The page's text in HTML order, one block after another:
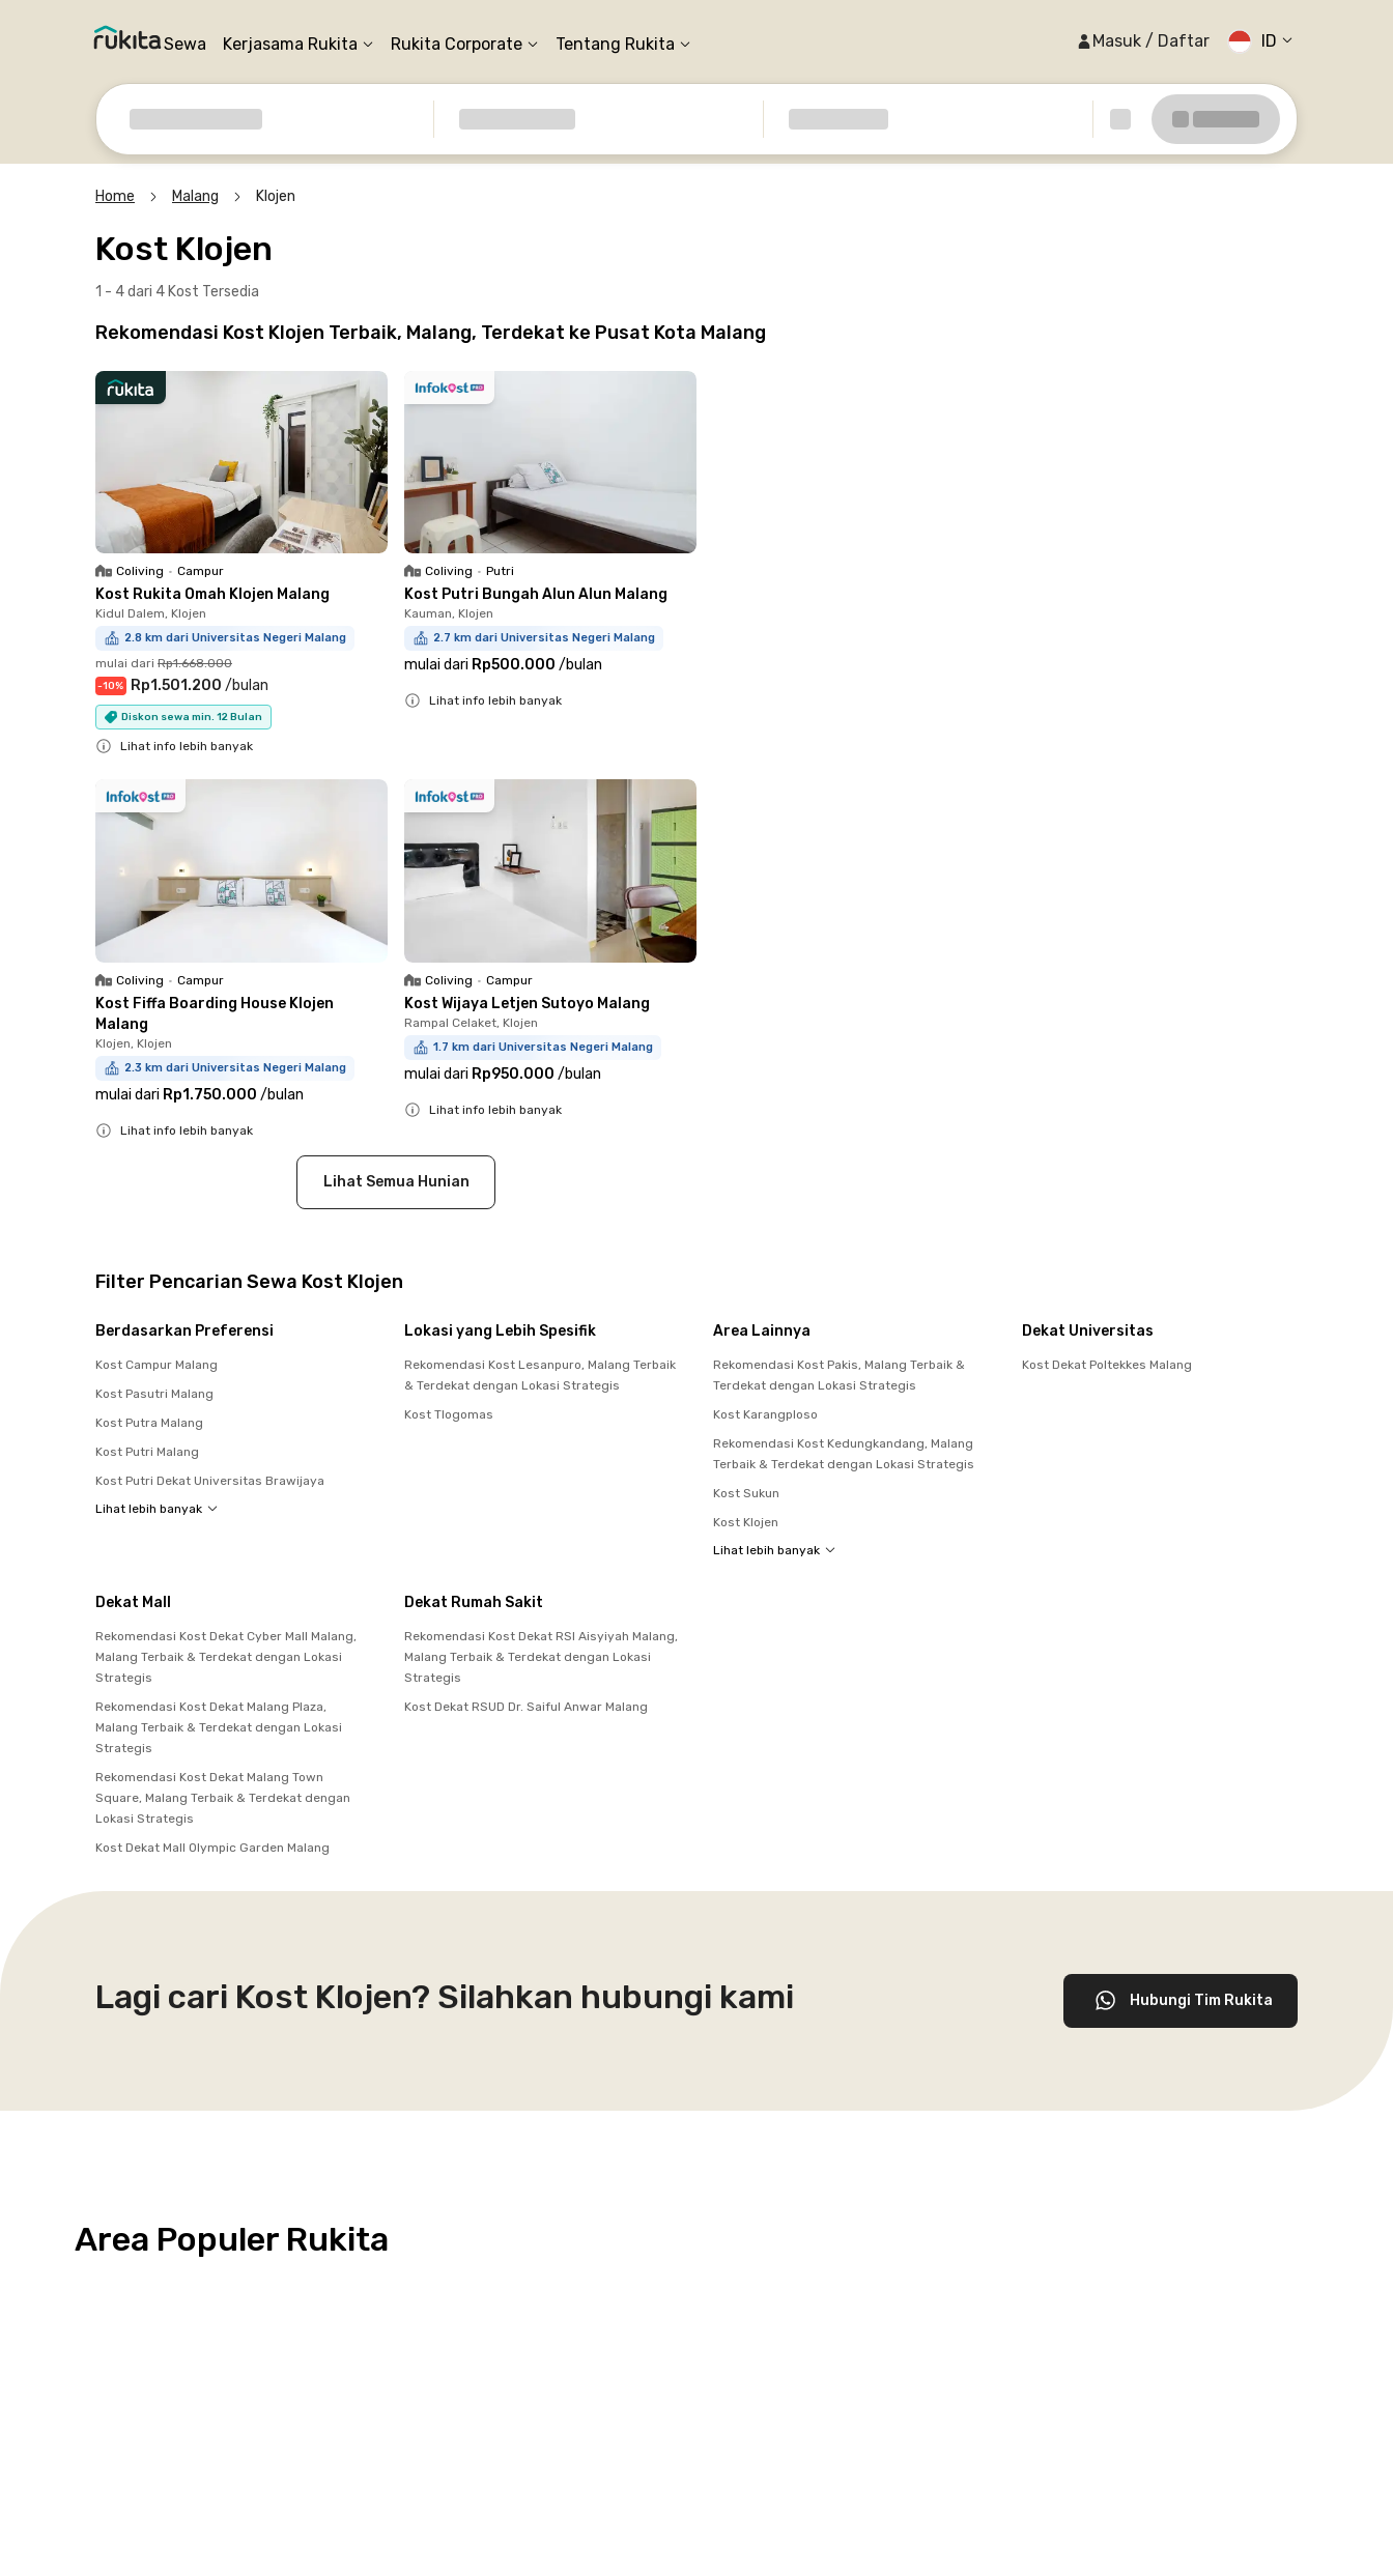
Sewa Kerjasama Rukita Rukita Corporate Tentang Rukita Masuk / Daftar ID
Home Malang Klojen
Kost Klojen
1 - 4 dari 4 Kost Tersedia
Rekomendasi Kost Klojen Terbaik, Malang, Terdekat ke Pusat Kota Malang
Coliving • Campur
Kost Rukita Omah Klojen Malang
Kidul Dalem, Klojen
2.8 km dari Universitas Negeri Malang
mulai dari Rp1.668.000
-10% Rp1.501.200 /bulan
Diskon sewa min. 12 Bulan
Lihat info lebih banyak
Coliving • Putri
Kost Putri Bungah Alun Alun Malang
Kauman, Klojen
2.7 km dari Universitas Negeri Malang
mulai dari Rp500.000 /bulan
Lihat info lebih banyak
Coliving • Campur
Kost Fiffa Boarding House Klojen
Malang
Klojen, Klojen
2.3 km dari Universitas Negeri Malang
mulai dari Rp1.750.000 /bulan
Lihat info lebih banyak
Coliving • Campur
Kost Wijaya Letjen Sutoyo Malang
Rampal Celaket, Klojen
1.7 km dari Universitas Negeri Malang
mulai dari Rp950.000 /bulan
Lihat info lebih banyak
Lihat Semua Hunian
Filter Pencarian Sewa Kost Klojen
Berdasarkan Preferensi
Kost Campur Malang
Kost Pasutri Malang
Kost Putra Malang
Kost Putri Malang
Kost Putri Dekat Universitas Brawijaya
Lihat lebih banyak
Lokasi yang Lebih Spesifik
Rekomendasi Kost Lesanpuro, Malang Terbaik
& Terdekat dengan Lokasi Strategis
Kost Tlogomas
Area Lainnya
Rekomendasi Kost Pakis, Malang Terbaik &
Terdekat dengan Lokasi Strategis
Kost Karangploso
Rekomendasi Kost Kedungkandang, Malang
Terbaik & Terdekat dengan Lokasi Strategis
Kost Sukun
Kost Klojen
Lihat lebih banyak
Dekat Universitas
Kost Dekat Poltekkes Malang
Dekat Mall
Rekomendasi Kost Dekat Cyber Mall Malang,
Malang Terbaik & Terdekat dengan Lokasi
Strategis
Rekomendasi Kost Dekat Malang Plaza,
Malang Terbaik & Terdekat dengan Lokasi
Strategis
Rekomendasi Kost Dekat Malang Town
Square, Malang Terbaik & Terdekat dengan
Lokasi Strategis
Kost Dekat Mall Olympic Garden Malang
Dekat Rumah Sakit
Rekomendasi Kost Dekat RSI Aisyiyah Malang,
Malang Terbaik & Terdekat dengan Lokasi
Strategis
Kost Dekat RSUD Dr. Saiful Anwar Malang
Lagi cari Kost Klojen? Silahkan hubungi kami Hubungi Tim Rukita
Area Populer Rukita